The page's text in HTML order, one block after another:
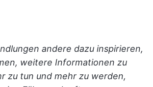
andere dazu inspirieren,
weitere Informationen zu
zu tun und mehr zu werden,